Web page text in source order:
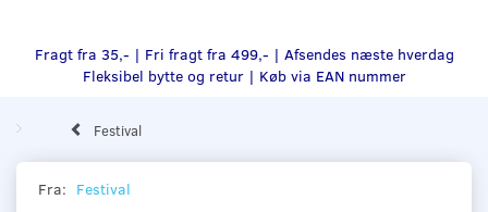
Fragt fra 35,- | Fri fragt fra 499,- | Afsendes næste hverdag
Fleksibel bytte og retur | Køb via EAN nummer
Festival
Fra: Festival